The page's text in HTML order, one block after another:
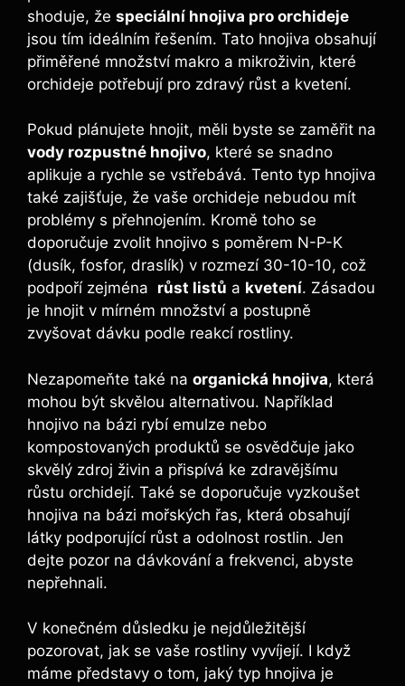
shoduje, že speciální hnojiva ​pro orchideje
jsou ⁤tím ideálním řešením. Tato hnojiva ⁤obsahují
přiměřené množství makro a mikroživin, které
orchideje potřebují ‍pro zdravý⁤ růst⁢ a kvetení.
Pokud plánujete hnojit, měli byste ⁣se zaměřit na
vody rozpustné hnojivo, které se snadno
aplikuje a ​rychle se vstřebává. Tento typ hnojiva
také zajišťuje,‌ že vaše orchideje nebudou ‌mít
problémy ​s přehnojením. Kromě⁢ toho se
doporučuje zvolit hnojivo ⁢s poměrem N-P-K
(dusík,​ fosfor, draslík) v‍ rozmezí 30-10-10, což⁢
podpoří ​zejména ‌ růst listů a kvetení. Zásadou
je⁤ hnojit v mírném množství a ⁣postupně
zvyšovat dávku podle reakcí rostliny.
Nezapomeňte také na organická hnojiva, která
mohou být skvělou alternativou. ⁣Například
hnojivo na bázi rybí emulze nebo
kompostovaných produktů se osvědčuje jako
⁢skvělý zdroj živin‌ a přispívá ke zdravějšímu
růstu⁤ orchidejí. Také se doporučuje‌ vyzkoušet‍
hnojiva ⁤na ‍bázi mořských řas, ⁣která obsahují ​
látky podporující⁣ růst a odolnost rostlin. Jen
dejte pozor na dávkování a frekvenci, abyste
nepřehnali.
V konečném důsledku je nejdůležitější
pozorovat, jak se ⁤vaše rostliny vyvíjejí. ⁢I když
máme představy o tom, jaký typ hnojiva‌ je